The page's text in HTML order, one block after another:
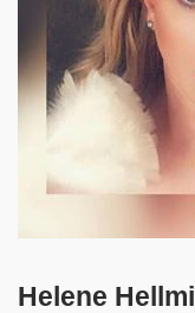
Helene